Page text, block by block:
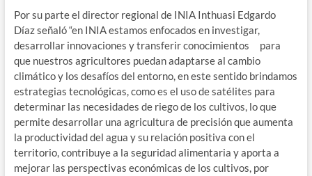
Por su parte el director regional de INIA Inthuasi Edgardo
Díaz señaló “en INIA estamos enfocados en investigar,
desarrollar innovaciones y transferir conocimientos para
que nuestros agricultores puedan adaptarse al cambio
climático y los desafíos del entorno, en este sentido brindamos
estrategias tecnológicas, como es el uso de satélites para
determinar las necesidades de riego de los cultivos, lo que
permite desarrollar una agricultura de precisión que aumenta
la productividad del agua y su relación positiva con el
territorio, contribuye a la seguridad alimentaria y aporta a
mejorar las perspectivas económicas de los cultivos, por